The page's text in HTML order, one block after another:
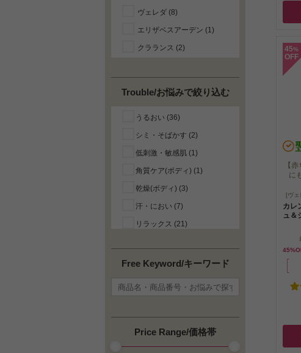
ヴェレダ (8)
エリザベスアーデン (1)
クラランス (2)
ジュリーク (3)
ダヴィネス (1)
トリロジー (1)
バレード (2)
ビオデルマ (1)
ブルガリ (1)
メゾン マルジェラ (1)
ラロッシュポゼ (1)
Trouble/お悩みで絞り込む
うるおい (36)
シミ・そばかす (2)
低刺激・敏感肌 (1)
角質ケア(ボディ) (1)
乾燥(ボディ) (3)
汗・におい (7)
リラックス (21)
Free Keyword/キーワード
Price Range/価格帯
45%
OFF
【
に
【
に
[ヴェ
カレ
ュ＆